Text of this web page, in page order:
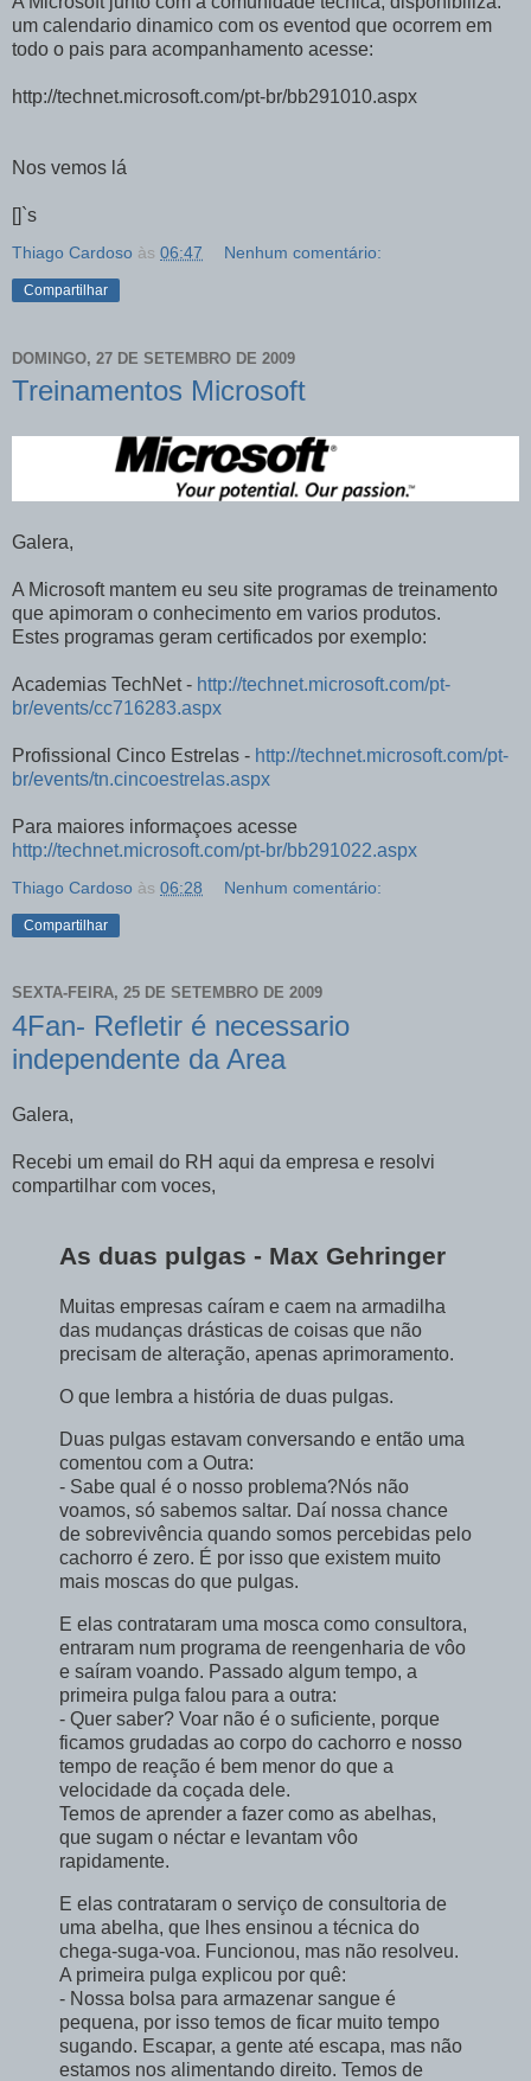
um calendario dinamico com os eventod que ocorrem em
todo o pais para acompanhamento acesse:
http://technet.microsoft.com/pt-br/bb291010.aspx
Nos vemos lá
[]`s
Thiago Cardoso às 06:47 Nenhum comentário:
Compartilhar
DOMINGO, 27 DE SETEMBRO DE 2009
Treinamentos Microsoft
Galera,
A Microsoft mantem eu seu site programas de treinamento
que apimoram o conhecimento em varios produtos.
Estes programas geram certificados por exemplo:
Academias TechNet - http://technet.microsoft.com/pt-
br/events/cc716283.aspx
Profissional Cinco Estrelas - http://technet.microsoft.com/pt-
br/events/tn.cincoestrelas.aspx
Para maiores informaçoes acesse
http://technet.microsoft.com/pt-br/bb291022.aspx
Thiago Cardoso às 06:28 Nenhum comentário:
Compartilhar
SEXTA-FEIRA, 25 DE SETEMBRO DE 2009
4Fan- Refletir é necessario
independente da Area
Galera,
Recebi um email do RH aqui da empresa e resolvi
compartilhar com voces,
As duas pulgas - Max Gehringer
Muitas empresas caíram e caem na armadilha
das mudanças drásticas de coisas que não
precisam de alteração, apenas aprimoramento.
O que lembra a história de duas pulgas.
Duas pulgas estavam conversando e então uma
comentou com a Outra:
- Sabe qual é o nosso problema?Nós não
voamos, só sabemos saltar. Daí nossa chance
de sobrevivência quando somos percebidas pelo
cachorro é zero. É por isso que existem muito
mais moscas do que pulgas.
E elas contrataram uma mosca como consultora,
entraram num programa de reengenharia de vôo
e saíram voando. Passado algum tempo, a
primeira pulga falou para a outra:
- Quer saber? Voar não é o suficiente, porque
ficamos grudadas ao corpo do cachorro e nosso
tempo de reação é bem menor do que a
velocidade da coçada dele.
Temos de aprender a fazer como as abelhas,
que sugam o néctar e levantam vôo
rapidamente.
E elas contrataram o serviço de consultoria de
uma abelha, que lhes ensinou a técnica do
chega-suga-voa. Funcionou, mas não resolveu.
A primeira pulga explicou por quê:
- Nossa bolsa para armazenar sangue é
pequena, por isso temos de ficar muito tempo
sugando. Escapar, a gente até escapa, mas não
estamos nos alimentando direito. Temos de